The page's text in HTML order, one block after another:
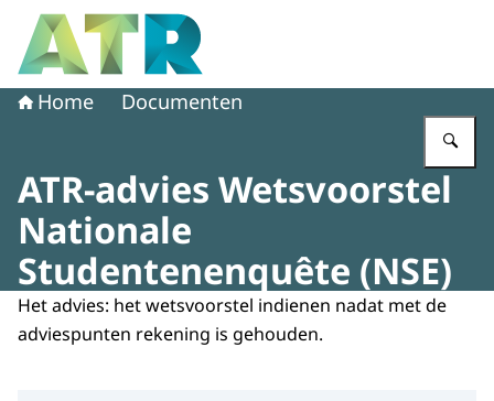
Naar de homepage van Adviescollege toetsing regeldruk
Home Documenten
ATR-advies Wetsvoorstel
Nationale
Studentenenquête (NSE)
Het advies: het wetsvoorstel indienen nadat met de
adviespunten rekening is gehouden.